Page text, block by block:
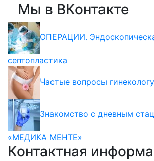
Мы в ВКонтакте
ОПЕРАЦИИ.
септопластика
Частые вопросы гинекологу
Знакомство с дневным
«МЕДИКА МЕНТЕ»
Контактная